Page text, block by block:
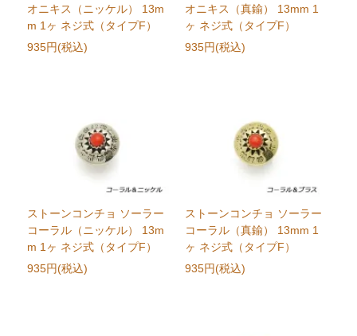
オニキス（ニッケル） 13m
m 1ヶ ネジ式（タイプF）
935円(税込)
オニキス（真鍮） 13mm 1
ヶ ネジ式（タイプF）
935円(税込)
ストーンコンチョ ソーラー
コーラル（ニッケル） 13m
m 1ヶ ネジ式（タイプF）
935円(税込)
ストーンコンチョ ソーラー
コーラル（真鍮） 13mm 1
ヶ ネジ式（タイプF）
935円(税込)